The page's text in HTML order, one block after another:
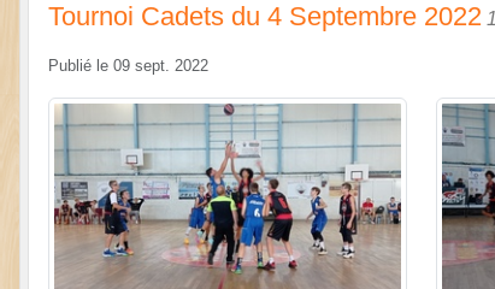
Tournoi Cadets du 4 Septembre 2022
Publié le 09 sept. 2022